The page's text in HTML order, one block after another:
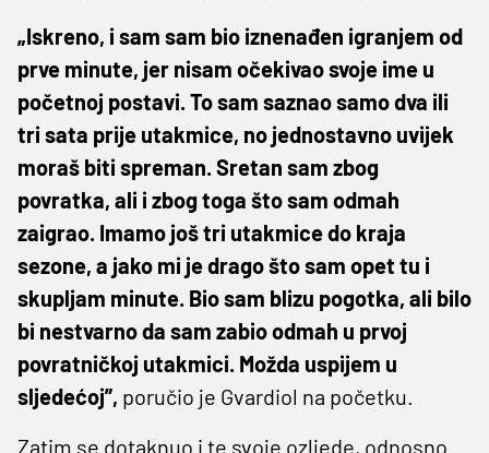
„Iskreno, i sam sam bio iznenađen igranjem od
prve minute, jer nisam očekivao svoje ime u
početnoj postavi. To sam saznao samo dva ili
tri sata prije utakmice, no jednostavno uvijek
moraš biti spreman. Sretan sam zbog
povratka, ali i zbog toga što sam odmah
zaigrao. Imamo još tri utakmice do kraja
sezone, a jako mi je drago što sam opet tu i
skupljam minute. Bio sam blizu pogotka, ali bilo
bi nestvarno da sam zabio odmah u prvoj
povratničkoj utakmici. Možda uspijem u
sljedećoj”, poručio je Gvardiol na početku.
Zatim se dotaknuo i te svoje ozljede, odnosno